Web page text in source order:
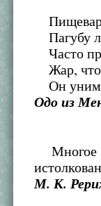
Пагубу
Часто
Жар, что
Он
Одо из
Многое
М. К.